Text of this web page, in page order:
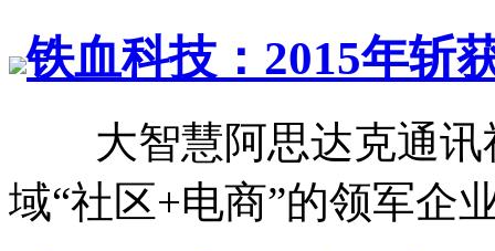
铁血科技：2015年斩
大智慧阿思达克通讯
域“社区+电商”的领军企